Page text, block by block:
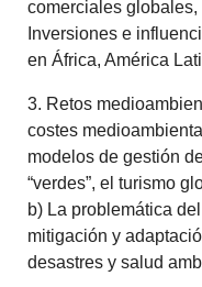
comerciales
Inversiones e
en África, América
3. Retos
costes
modelos de gestión
“verdes”, el turismo
b) La problemática
mitigación y
desastres y salud